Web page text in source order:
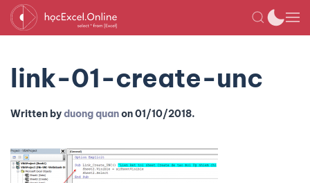
link-01-create-unc
Written byduong quanon01/10/2018.